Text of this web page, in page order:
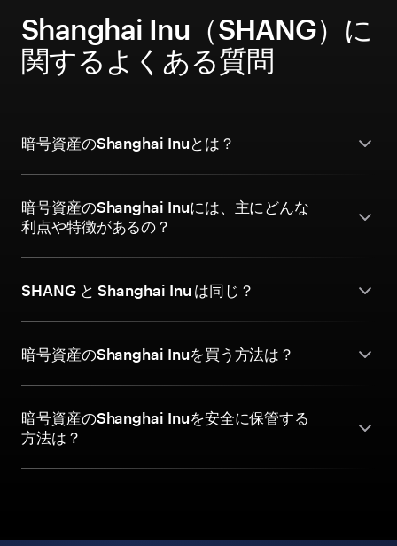
Shanghai Inu（SHANG）に
関するよくある質問
暗号資産のShanghai Inuとは？
暗号資産のShanghai Inuには、主にどんな
利点や特徴があるの？
SHANG と Shanghai Inu は同じ？
暗号資産のShanghai Inuを買う方法は？
暗号資産のShanghai Inuを安全に保管する
方法は？